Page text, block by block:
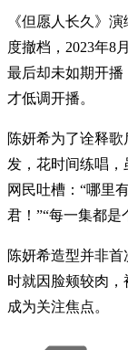
《但愿人长久》
度撤档，2023年8
最后却未如期开
才低调开播。
陈妍希为了诠释
发，花时间练唱
网民吐槽：“哪里
君！”“每一集都是
陈妍希造型并非首
时就因脸颊较肉，
成为关注焦点。